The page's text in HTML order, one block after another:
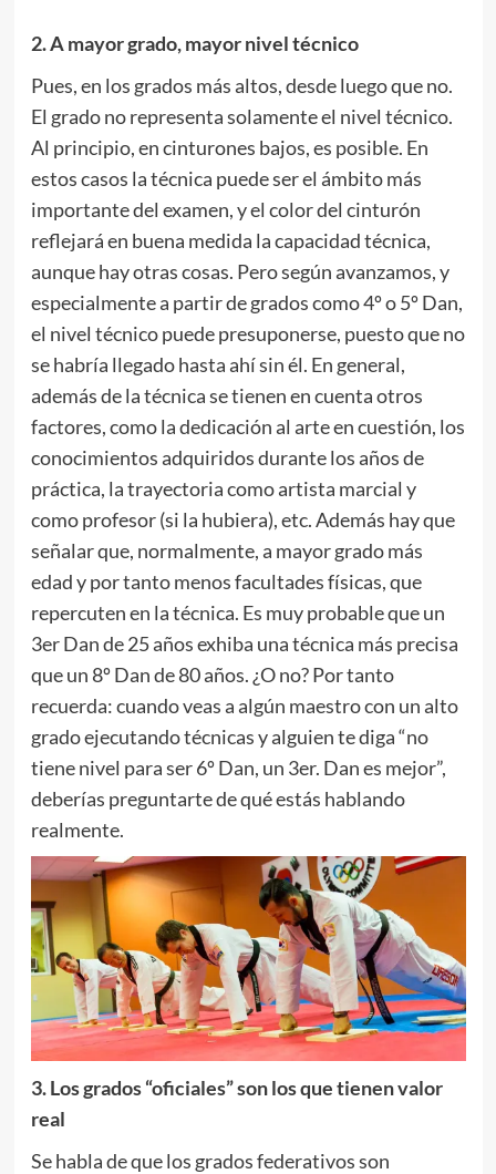
2. A mayor grado, mayor nivel técnico
Pues, en los grados más altos, desde luego que no.
El grado no representa solamente el nivel técnico.
Al principio, en cinturones bajos, es posible. En
estos casos la técnica puede ser el ámbito más
importante del examen, y el color del cinturón
reflejará en buena medida la capacidad técnica,
aunque hay otras cosas. Pero según avanzamos, y
especialmente a partir de grados como 4º o 5º Dan,
el nivel técnico puede presuponerse, puesto que no
se habría llegado hasta ahí sin él. En general,
además de la técnica se tienen en cuenta otros
factores, como la dedicación al arte en cuestión, los
conocimientos adquiridos durante los años de
práctica, la trayectoria como artista marcial y
como profesor (si la hubiera), etc. Además hay que
señalar que, normalmente, a mayor grado más
edad y por tanto menos facultades físicas, que
repercuten en la técnica. Es muy probable que un
3er Dan de 25 años exhiba una técnica más precisa
que un 8º Dan de 80 años. ¿O no? Por tanto
recuerda: cuando veas a algún maestro con un alto
grado ejecutando técnicas y alguien te diga “no
tiene nivel para ser 6º Dan, un 3er. Dan es mejor”,
deberías preguntarte de qué estás hablando
realmente.
3. Los grados “oficiales” son los que tienen valor
real
Se habla de que los grados federativos son